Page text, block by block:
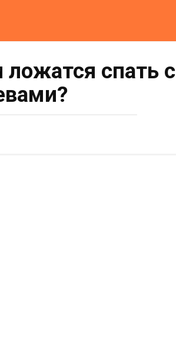
спать с